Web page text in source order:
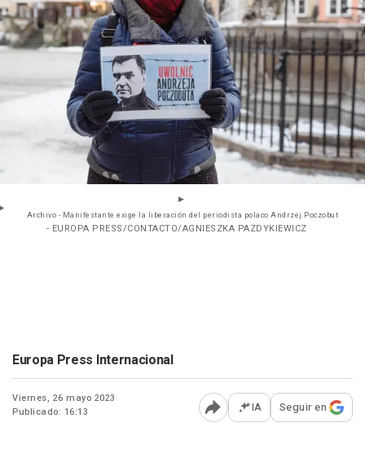
Archivo - Manifestante exige la liberación del periodista polaco Andrzej Poczobut
- EUROPA PRESS/CONTACTO/AGNIESZKA PAZDYKIEWICZ
Europa Press Internacional
Viernes, 26 mayo 2023
Publicado: 16:13
Abrir opciones para
IA Seguir en